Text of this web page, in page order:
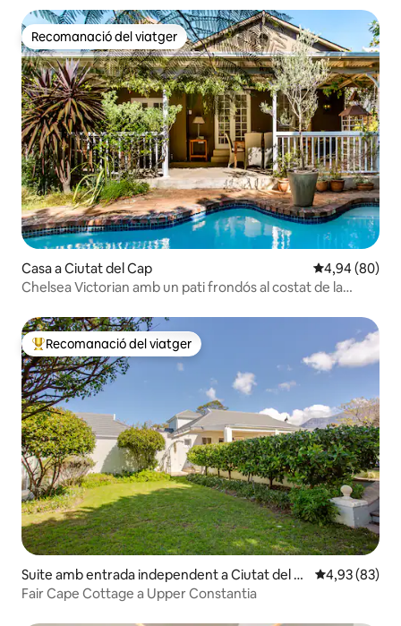
Recomanació del viatger
Recomanació del viatger
Casa a Ciutat del Cap 4,94 de
4,94 (80)
Chelsea Victorian amb un pati frondós al costat de la
Principals recomanacions dels viatgers
Recomanació del viatger
Suite amb entrada independent a Ciutat del C
ap
4,93 de
4,93 (83)
Fair Cape Cottage a Upper Constantia